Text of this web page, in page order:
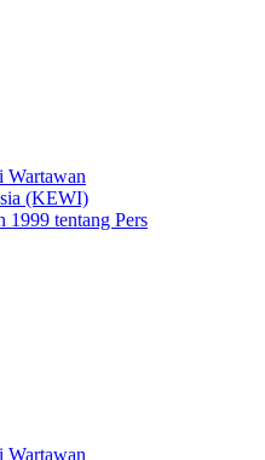
Wartawan
(KEWI)
1999 tentang Pers
Wartawan